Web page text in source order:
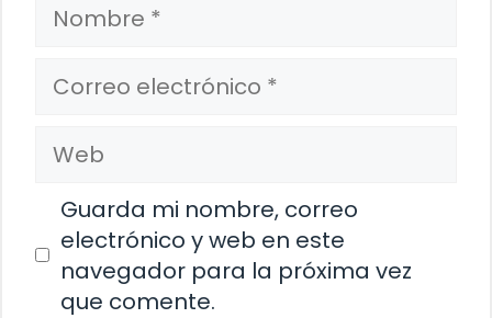
Correo
electrónico
Web
Guarda mi nombre, correo
electrónico y web en este
navegador para la próxima vez
que comente.